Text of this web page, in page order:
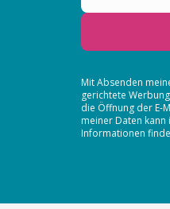
Mit Absenden
gerichtete
die Öffnung der E-
meiner Daten kann
Informationen